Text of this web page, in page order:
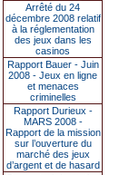
Arrêté du 24
décembre 2008 relatif
à la réglementation
des jeux dans les
casinos
Rapport Bauer - Juin
2008 - Jeux en ligne
et menaces
criminelles
Rapport Durieux -
MARS 2008 -
Rapport de la mission
sur l’ouverture du
marché des jeux
d’argent et de hasard